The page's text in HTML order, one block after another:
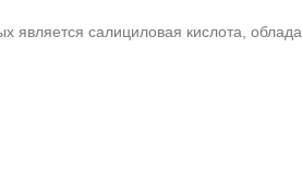
является салициловая кислота,